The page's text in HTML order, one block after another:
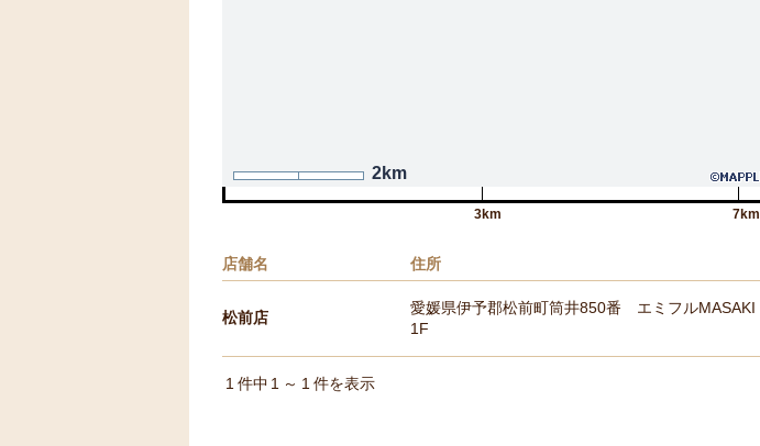
2km
3km 7km
店舗名 住所
松前店
愛媛県伊予郡松前町筒井850番 エミフルMASAKI
1F
1 件中 1 ～ 1 件を表示